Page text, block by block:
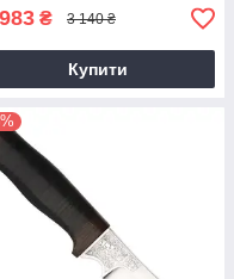
₴ 3 140 ₴
Купити